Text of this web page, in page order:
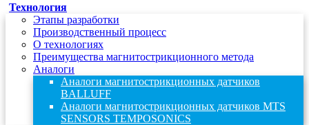
Технология
Этапы разработки
Производственный процесс
О технологиях
Преимущества магнитострикционного метода
Аналоги
Аналоги магнитострикционных датчиков
BALLUFF
Аналоги магнитострикционных датчиков MTS
SENSORS TEMPOSONICS